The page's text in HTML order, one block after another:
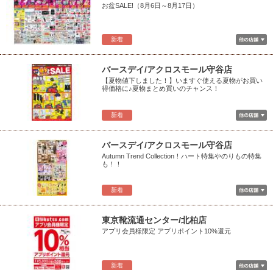
新着
お盆SALE!（8月6日～8月17日）
新着
バースデイ/アクロスモール守谷店
【夏物値下しました！】いますぐ使える夏物がお買い
得価格に♪夏物まとめ買いのチャンス！
新着
バースデイ/アクロスモール守谷店
Autumn Trend Collection！ハート特集やのりもの特集
も！！
新着
東京靴流通センター/北柏店
アプリ会員様限定 アプリポイント10%還元